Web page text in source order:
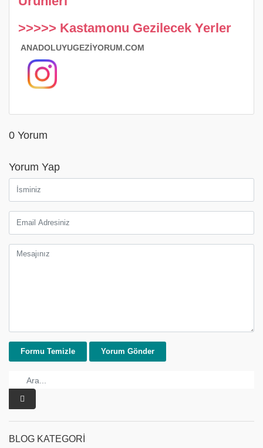
>>>>> Kastamonu Gezilecek Yerler
ANADOLUYUGEZİYORUM.COM
0 Yorum
Yorum Yap
BLOG KATEGORI